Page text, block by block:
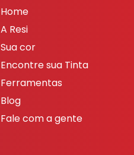
Home
A Resi
Sua cor
Encontre sua Tinta
Ferramentas
Blog
Fale com a gente